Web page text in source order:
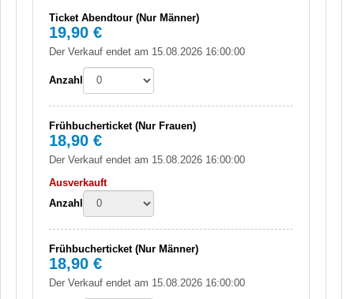
Ticket Abendtour (Nur Männer)
19,90 €
Der Verkauf endet am 15.08.2026 16:00:00
Anzahl
Frühbucherticket (Nur Frauen)
18,90 €
Der Verkauf endet am 15.08.2026 16:00:00
Ausverkauft
Anzahl
Frühbucherticket (Nur Männer)
18,90 €
Der Verkauf endet am 15.08.2026 16:00:00